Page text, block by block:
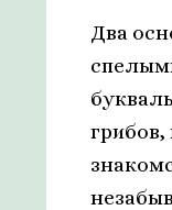
Два